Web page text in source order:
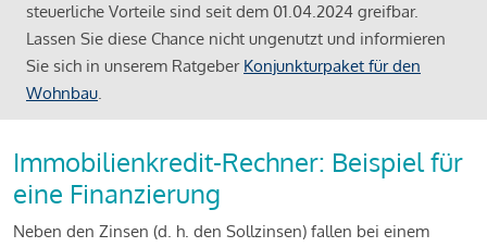
steuerliche Vorteile sind seit dem 01.04.2024 greifbar.
Lassen Sie diese Chance nicht ungenutzt und informieren
Sie sich in unserem Ratgeber Konjunkturpaket für den
Wohnbau.
Immobilienkredit-Rechner: Beispiel für
eine Finanzierung
Neben den Zinsen (d. h. den Sollzinsen) fallen bei einem